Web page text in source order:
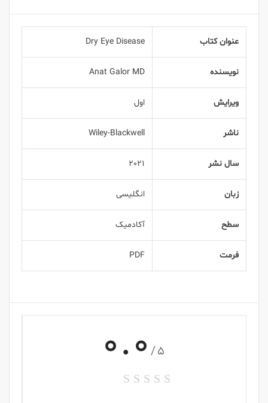
عنوان کتاب Dry Eye Disease
نویسنده Anat Galor MD
ویرایش اول
ناشر Wiley-Blackwell
سال نشر 2021
زبان انگلیسی
سطح آکادمیک
فرمت PDF
0.0 /5